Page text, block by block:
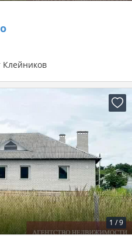
Клейников
1 /9